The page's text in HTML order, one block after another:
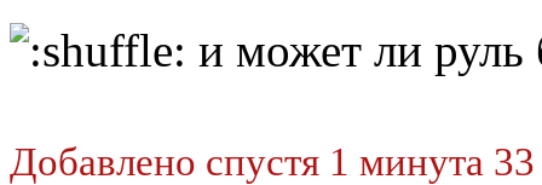
и может ли руль
Добавлено спустя 1 минута